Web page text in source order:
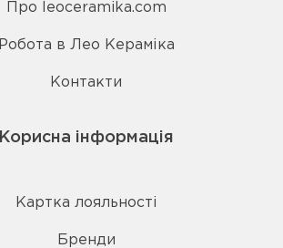
Про leoceramika.com
Робота в Лео Кераміка
Контакти
Корисна інформація
Картка лояльності
Бренди